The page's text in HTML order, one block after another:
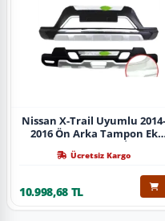
Nissan X-Trail Uyumlu 2014-
2016 Ön Arka Tampon Ek
Koruma Difüzör İthal
Ücretsiz Kargo
10.998,68 TL